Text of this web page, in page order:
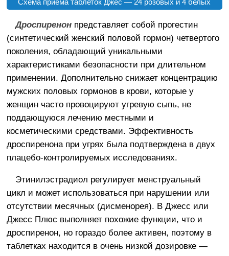
Схема приема таблеток Джес — 24 розовых и 4 белых
Дроспиренон представляет собой прогестин
(синтетический женский половой гормон) четвертого
поколения, обладающий уникальными
характеристиками безопасности при длительном
применении. Дополнительно снижает концентрацию
мужских половых гормонов в крови, которые у
женщин часто провоцируют угревую сыпь, не
поддающуюся лечению местными и
косметическими средствами. Эффективность
дроспиренона при угрях была подтверждена в двух
плацебо-контролируемых исследованиях.
Этинилэстрадиол регулирует менструальный
цикл и может использоваться при нарушении или
отсутствии месячных (дисменорея). В Джесс или
Джесс Плюс выполняет похожие функции, что и
дроспиренон, но гораздо более активен, поэтому в
таблетках находится в очень низкой дозировке —